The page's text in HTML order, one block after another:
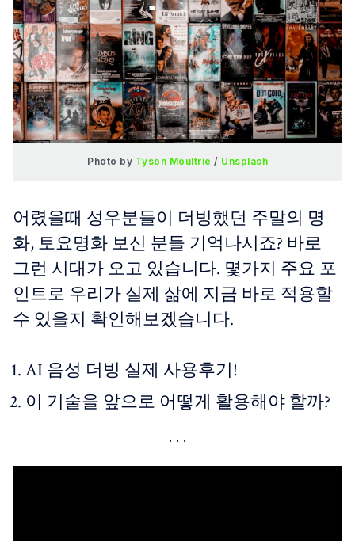
Photo by Tyson Moultrie / Unsplash
어렸을때 성우분들이 더빙했던 주말의 명
화, 토요명화 보신 분들 기억나시죠? 바로
그런 시대가 오고 있습니다. 몇가지 주요 포
인트로 우리가 실제 삶에 지금 바로 적용할
수 있을지 확인해보겠습니다.
AI 음성 더빙 실제 사용후기!
이 기술을 앞으로 어떻게 활용해야 할까?